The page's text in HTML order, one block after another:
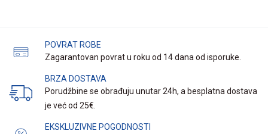
POVRAT ROBE
Zagarantovan povrat u roku od 14 dana od isporuke.
BRZA DOSTAVA
Porudžbine se obrađuju unutar 24h, a besplatna dostava
je već od 25€.
EKSKLUZIVNE POGODNOSTI